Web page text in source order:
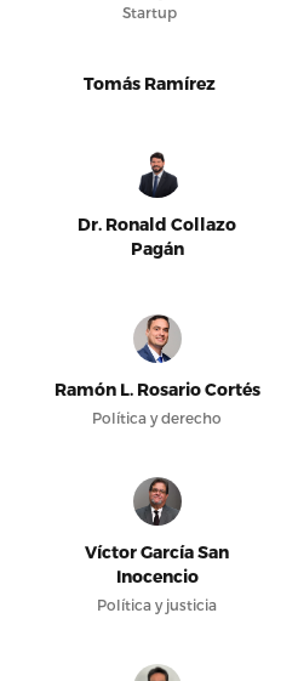
Startup
Tomás Ramírez
Dr. Ronald Collazo
Pagán
Ramón L. Rosario Cortés
Política y derecho
Víctor García San
Inocencio
Política y justicia